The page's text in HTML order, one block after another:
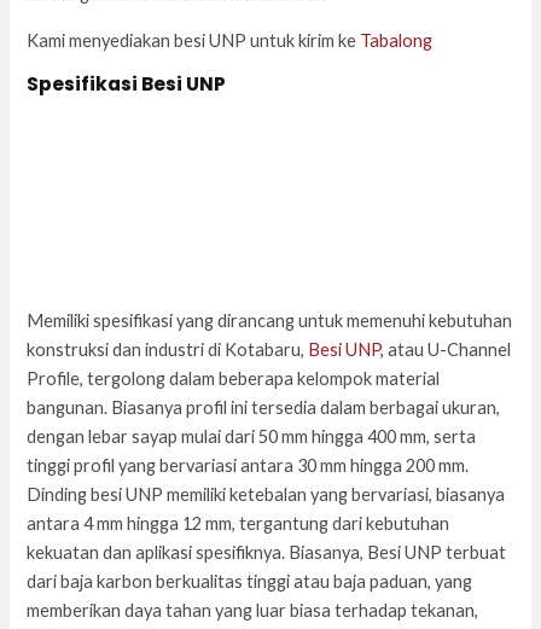
Kami menyediakan besi UNP untuk kirim ke Tabalong
Spesifikasi Besi UNP
Memiliki spesifikasi yang dirancang untuk memenuhi kebutuhan
konstruksi dan industri di Kotabaru, Besi UNP, atau U-Channel
Profile, tergolong dalam beberapa kelompok material
bangunan. Biasanya profil ini tersedia dalam berbagai ukuran,
dengan lebar sayap mulai dari 50 mm hingga 400 mm, serta
tinggi profil yang bervariasi antara 30 mm hingga 200 mm.
Dinding besi UNP memiliki ketebalan yang bervariasi, biasanya
antara 4 mm hingga 12 mm, tergantung dari kebutuhan
kekuatan dan aplikasi spesifiknya. Biasanya, Besi UNP terbuat
dari baja karbon berkualitas tinggi atau baja paduan, yang
memberikan daya tahan yang luar biasa terhadap tekanan,